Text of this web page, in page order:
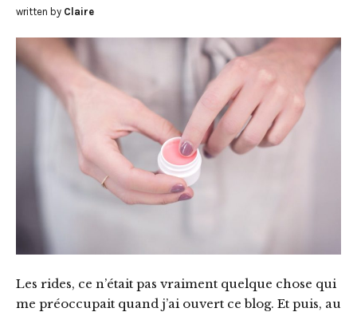
written by Claire
Les rides, ce n’était pas vraiment quelque chose qui
me préoccupait quand j’ai ouvert ce blog. Et puis, au